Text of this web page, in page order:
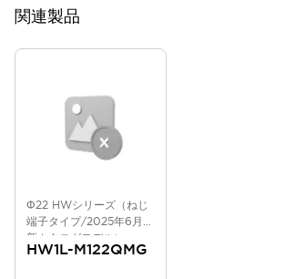
関連製品
Φ22 HWシリーズ（ねじ
端子タイプ/2025年6月版
新カタログモデル）
HW1L-M122QMG